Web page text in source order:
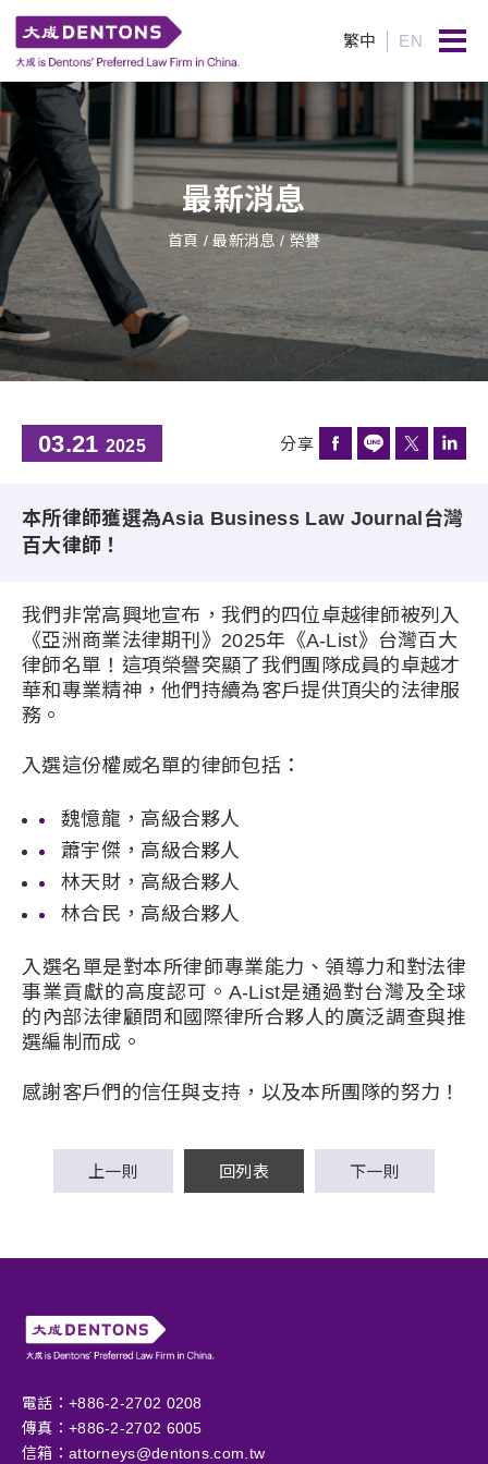
繁中 EN
最新消息
首頁 / 最新消息 / 榮譽
03.21 2025 分享
本所律師獲選為Asia Business Law Journal台灣
百大律師！
我們非常高興地宣布，我們的四位卓越律師被列入
《亞洲商業法律期刊》2025年《A-List》台灣百大
律師名單！這項榮譽突顯了我們團隊成員的卓越才
華和專業精神，他們持續為客戶提供頂尖的法律服
務。
入選這份權威名單的律師包括：
魏憶龍，高級合夥人
蕭宇傑，高級合夥人
林天財，高級合夥人
林合民，高級合夥人
入選名單是對本所律師專業能力、領導力和對法律
事業貢獻的高度認可。A-List是通過對台灣及全球
的內部法律顧問和國際律所合夥人的廣泛調查與推
選編制而成。
感謝客戶們的信任與支持，以及本所團隊的努力！
上一則 回列表 下一則
電話：+886-2-2702 0208
傳真：+886-2-2702 6005
信箱： attorneys@dentons.com.tw